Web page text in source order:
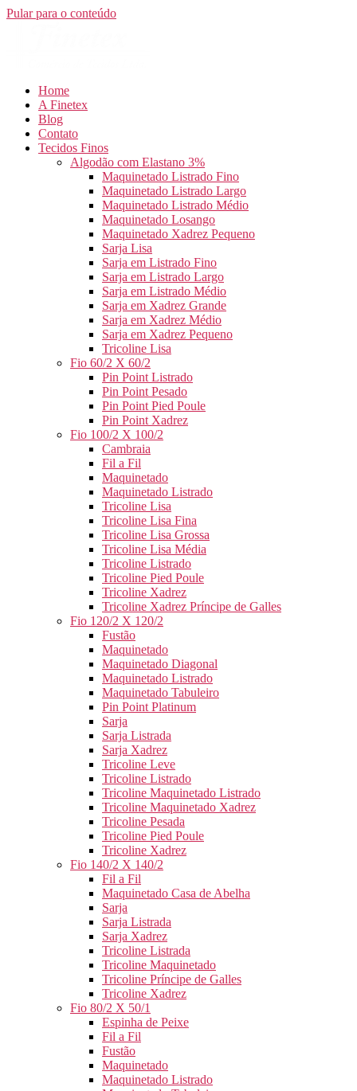
Pular para o conteúdo
Home
A Finetex
Blog
Contato
Tecidos Finos
Algodão com Elastano 3%
Maquinetado Listrado Fino
Maquinetado Listrado Largo
Maquinetado Listrado Médio
Maquinetado Losango
Maquinetado Xadrez Pequeno
Sarja Lisa
Sarja em Listrado Fino
Sarja em Listrado Largo
Sarja em Listrado Médio
Sarja em Xadrez Grande
Sarja em Xadrez Médio
Sarja em Xadrez Pequeno
Tricoline Lisa
Fio 60/2 X 60/2
Pin Point Listrado
Pin Point Pesado
Pin Point Pied Poule
Pin Point Xadrez
Fio 100/2 X 100/2
Cambraia
Fil a Fil
Maquinetado
Maquinetado Listrado
Tricoline Lisa
Tricoline Lisa Fina
Tricoline Lisa Grossa
Tricoline Lisa Média
Tricoline Listrado
Tricoline Pied Poule
Tricoline Xadrez
Tricoline Xadrez Príncipe de Galles
Fio 120/2 X 120/2
Fustão
Maquinetado
Maquinetado Diagonal
Maquinetado Listrado
Maquinetado Tabuleiro
Pin Point Platinum
Sarja
Sarja Listrada
Sarja Xadrez
Tricoline Leve
Tricoline Listrado
Tricoline Maquinetado Listrado
Tricoline Maquinetado Xadrez
Tricoline Pesada
Tricoline Pied Poule
Tricoline Xadrez
Fio 140/2 X 140/2
Fil a Fil
Maquinetado Casa de Abelha
Sarja
Sarja Listrada
Sarja Xadrez
Tricoline Listrada
Tricoline Maquinetado
Tricoline Príncipe de Galles
Tricoline Xadrez
Fio 80/2 X 50/1
Espinha de Peixe
Fil a Fil
Fustão
Maquinetado
Maquinetado Listrado